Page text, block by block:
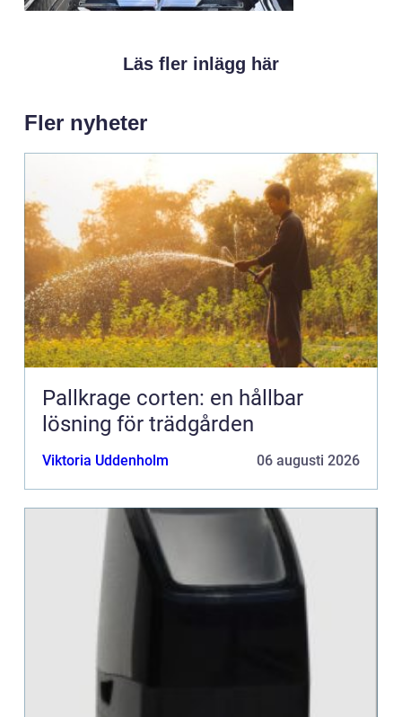
Läs fler inlägg här
Fler nyheter
Pallkrage corten: en hållbar
lösning för trädgården
Viktoria Uddenholm 06 augusti 2026